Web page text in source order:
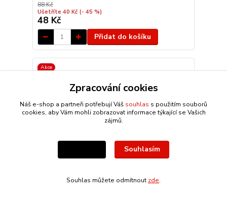
88 Kč
Ušetříte 40 Kč (- 45 %)
48 Kč
Přidat do košíku
Akce
Zpracování cookies
Náš e-shop a partneři potřebují Váš souhlas s použitím souborů
cookies, aby Vám mohli zobrazovat informace týkající se Vašich
zájmů.
Souhlasím
Souhlas můžete odmítnout zde.